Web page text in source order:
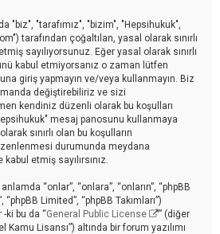
"biz", "tarafımız", "bizim", "Hepsihukuk",
tarafından çoğaltılan, yasal olarak sınırlı
sayılıyorsunuz. Eğer yasal olarak sınırlı
kabul etmiyorsanız o zaman lütfen
giriş yapmayın ve/veya kullanmayın. Biz
değiştirebiliriz ve sizi
kendiniz düzenli olarak bu koşulları
mesaj panosunu kullanmaya
sınırlı olan bu koşulların
durumunda meydana
etmiş sayılırsınız.
“onlar”, “onlara”, “onların”, “phpBB
“phpBB Limited”, “phpBB Takımları”)
ki bu da “General Public License
” (diğer
Kamu Lisansı”) altında bir forum yazılımı